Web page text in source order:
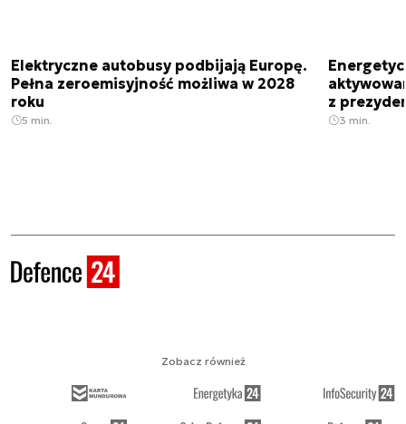
Elektryczne autobusy podbijają Europę.
Pełna zeroemisyjność możliwa w 2028
roku
5 min.
z
3 min.
Zobacz również